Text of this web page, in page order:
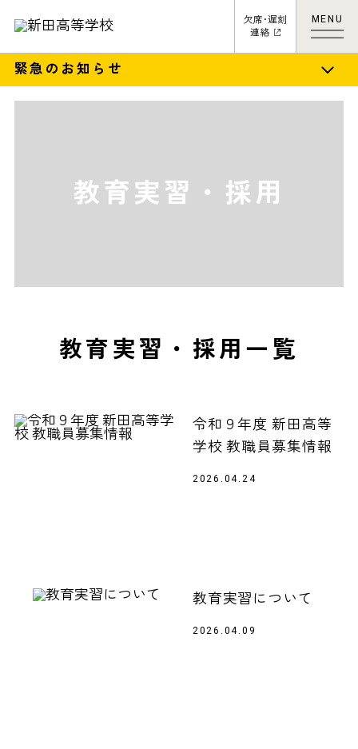
欠席･遅刻
連絡
MENU
緊急のお知らせ
教育実習・採用
教育実習・採用一覧
令和９年度 新田高等
学校 教職員募集情報
2026.04.24
教育実習について
2026.04.09